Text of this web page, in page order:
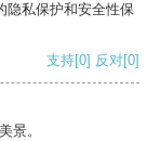
隐私保护和安全性保
支持[0] 反对[0]
景。